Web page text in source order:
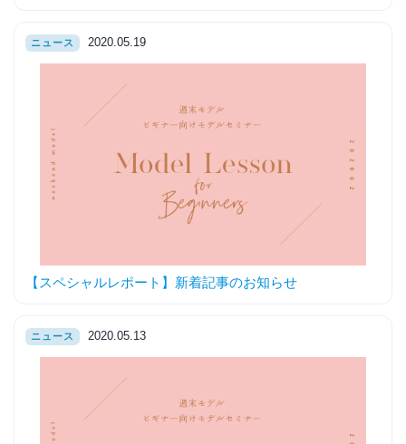
ニュース 2020.05.19
【スペシャルレポート】新着記事のお知らせ
ニュース 2020.05.13